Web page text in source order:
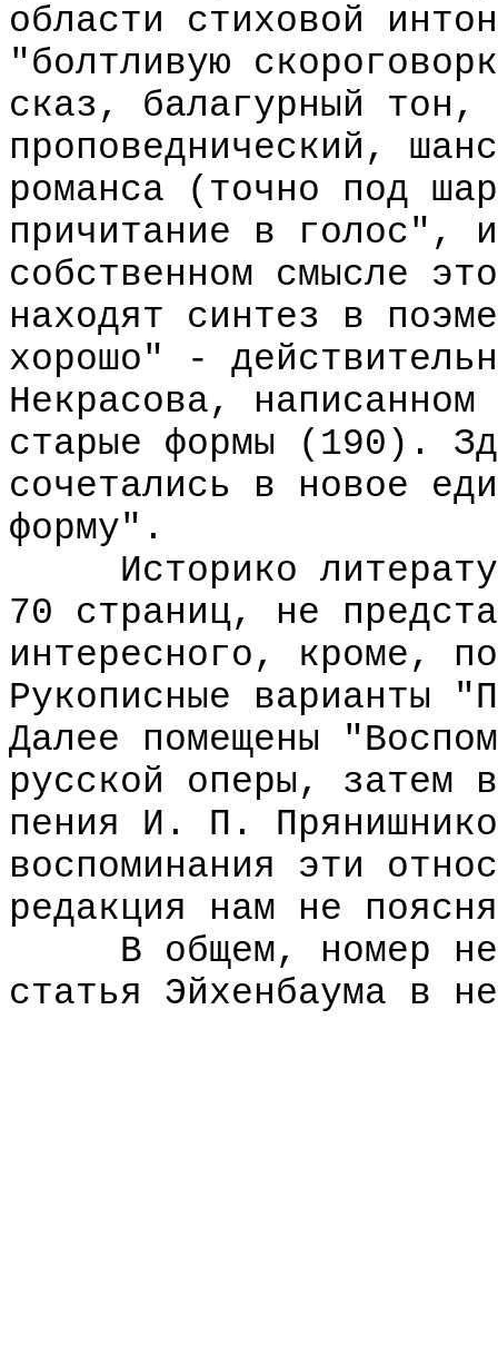
области стиховой
"болтливую
сказ, балагурный тон,
проповеднический,
романса (точно под
причитание в голос",
собственном смысле
находят синтез в
хорошо" -
Некрасова,
старые формы (190).
сочетались в новое
форму".
Историко
70 страниц, не
интересного, кроме,
Рукописные варианты
Далее помещены
русской оперы, затем
пения И. П.
воспоминания эти
редакция нам не
В общем, номер
статья Эйхенбаума в